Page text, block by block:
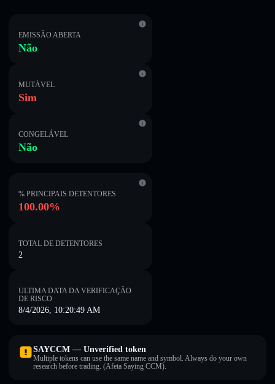
EMISSÃO ABERTA
Não
MUTÁVEL
Sim
CONGELÁVEL
Não
% PRINCIPAIS DETENTORES
100.00%
TOTAL DE DETENTORES
2
ULTIMA DATA DA VERIFICAÇÃO
DE RISCO
8/4/2026, 10:20:49 AM
SAYCCM — Unverified token
Multiple tokens can use the same name and symbol. Always do your own
research before trading. (Afeta Saying CCM).